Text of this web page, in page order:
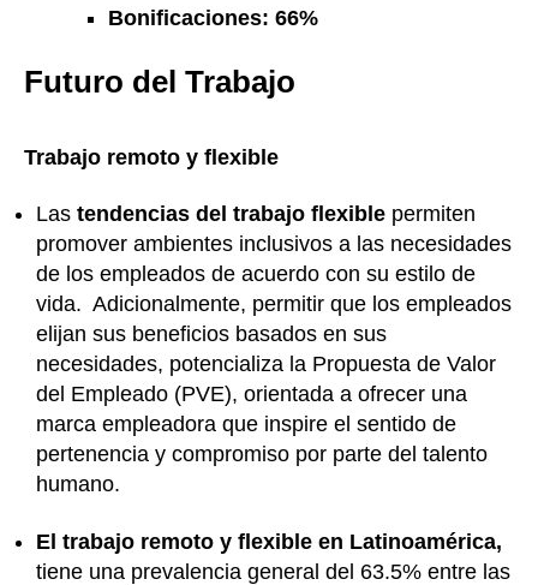
Bonificaciones: 66%
Futuro del Trabajo
Trabajo remoto y flexible
Las tendencias del trabajo flexible permiten
promover ambientes inclusivos a las necesidades
de los empleados de acuerdo con su estilo de
vida. Adicionalmente, permitir que los empleados
elijan sus beneficios basados en sus
necesidades, potencializa la Propuesta de Valor
del Empleado (PVE), orientada a ofrecer una
marca empleadora que inspire el sentido de
pertenencia y compromiso por parte del talento
humano.
El trabajo remoto y flexible en Latinoamérica,
tiene una prevalencia general del 63.5% entre las